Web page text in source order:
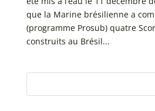
que la Marine brésilienne a
(programme Prosub) quatre
construits au Brésil...